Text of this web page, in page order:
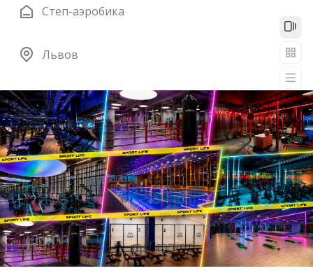
Степ-аэробика
Львов